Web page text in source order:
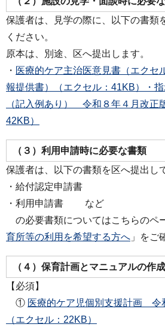
保護者は、見学の際に、以下の書類
ください。
原本は、別途、区へ提出します。
・ 医療的ケア主治医意見書（エクセ
報提供書）（エクセル：41KB）
・
（記入例あり） 令和８年４月改正
42KB）
（３）利用申請時に必要な書類
保護者は、以下の書類を区へ提出し
・給付認定申請書
・利用申請書
など
の必要書類についてはこちらのペ
育所等の利用を希望する方へ 」をご
（４）保育計画とマニュアルの作成
【必須】
① 医療的ケア児個別支援計画
（エクセル：22KB）